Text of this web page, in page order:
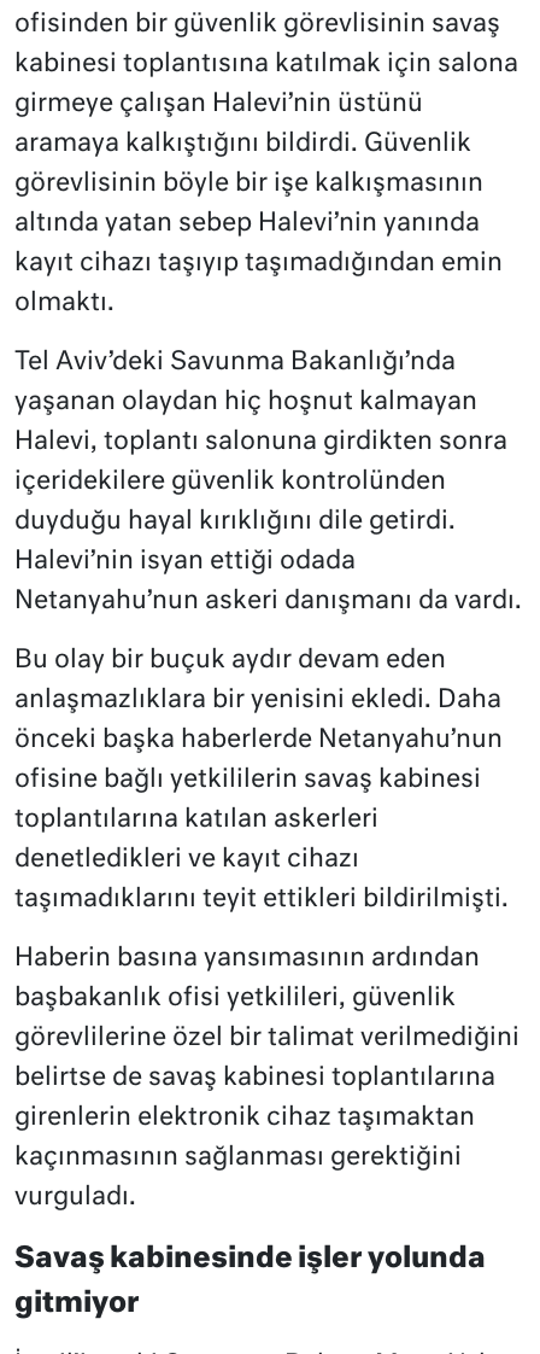
ofisinden bir güvenlik görevlisinin savaş
kabinesi toplantısına katılmak için salona
girmeye çalışan Halevi’nin üstünü
aramaya kalkıştığını bildirdi. Güvenlik
görevlisinin böyle bir işe kalkışmasının
altında yatan sebep Halevi’nin yanında
kayıt cihazı taşıyıp taşımadığından emin
olmaktı.
Tel Aviv’deki Savunma Bakanlığı’nda
yaşanan olaydan hiç hoşnut kalmayan
Halevi, toplantı salonuna girdikten sonra
içeridekilere güvenlik kontrolünden
duyduğu hayal kırıklığını dile getirdi.
Halevi’nin isyan ettiği odada
Netanyahu’nun askeri danışmanı da vardı.
Bu olay bir buçuk aydır devam eden
anlaşmazlıklara bir yenisini ekledi. Daha
önceki başka haberlerde Netanyahu’nun
ofisine bağlı yetkililerin savaş kabinesi
toplantılarına katılan askerleri
denetledikleri ve kayıt cihazı
taşımadıklarını teyit ettikleri bildirilmişti.
Haberin basına yansımasının ardından
başbakanlık ofisi yetkilileri, güvenlik
görevlilerine özel bir talimat verilmediğini
belirtse de savaş kabinesi toplantılarına
girenlerin elektronik cihaz taşımaktan
kaçınmasının sağlanması gerektiğini
vurguladı.
Savaş kabinesinde işler yolunda
gitmiyor